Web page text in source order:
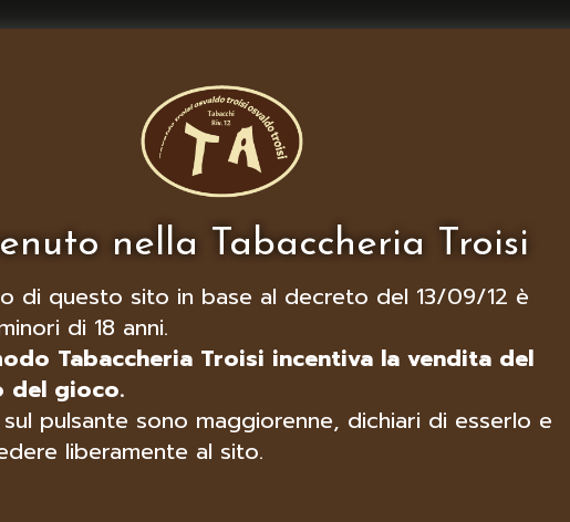
nella Tabaccheria Troisi
di questo sito in base al decreto del 13/09/12 è
di 18 anni.
Tabaccheria Troisi incentiva la vendita del
del gioco.
pulsante sono maggiorenne, dichiari di esserlo e
liberamente al sito.